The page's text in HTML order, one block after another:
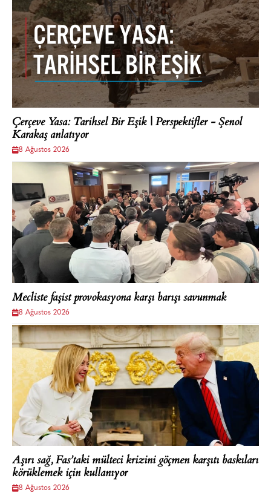
Çerçeve Yasa: Tarihsel Bir Eşik | Perspektifler - Şenol
Karakaş anlatıyor
8 Ağustos 2026
Mecliste faşist provokasyona karşı barışı savunmak
8 Ağustos 2026
Aşırı sağ, Fas’taki mülteci krizini göçmen karşıtı baskıları
körüklemek için kullanıyor
8 Ağustos 2026